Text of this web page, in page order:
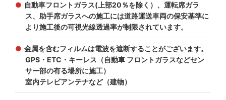
自動車フロントガラス(上部20％を除く）、運転席ガラ
ス、助手席ガラスへの施工には道路運送車両の保安基準に
より施工後の可視光線透過率が制限されています。
金属を含むフィルムは電波を遮断することがございます。
GPS・ETC・キーレス（自動車 フロントガラスなどセン
サー部の有る場所に施工）
室内テレビアンテナなど（建物）